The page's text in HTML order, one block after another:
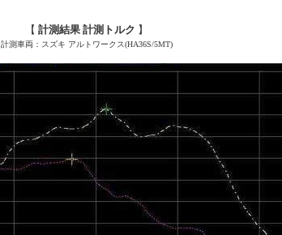
【 計測結果 計測トルク 】
計測車両：スズキ アルトワークス(HA36S/5MT)